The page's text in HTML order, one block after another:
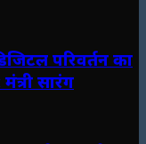
परिवर्तन का
सारंग